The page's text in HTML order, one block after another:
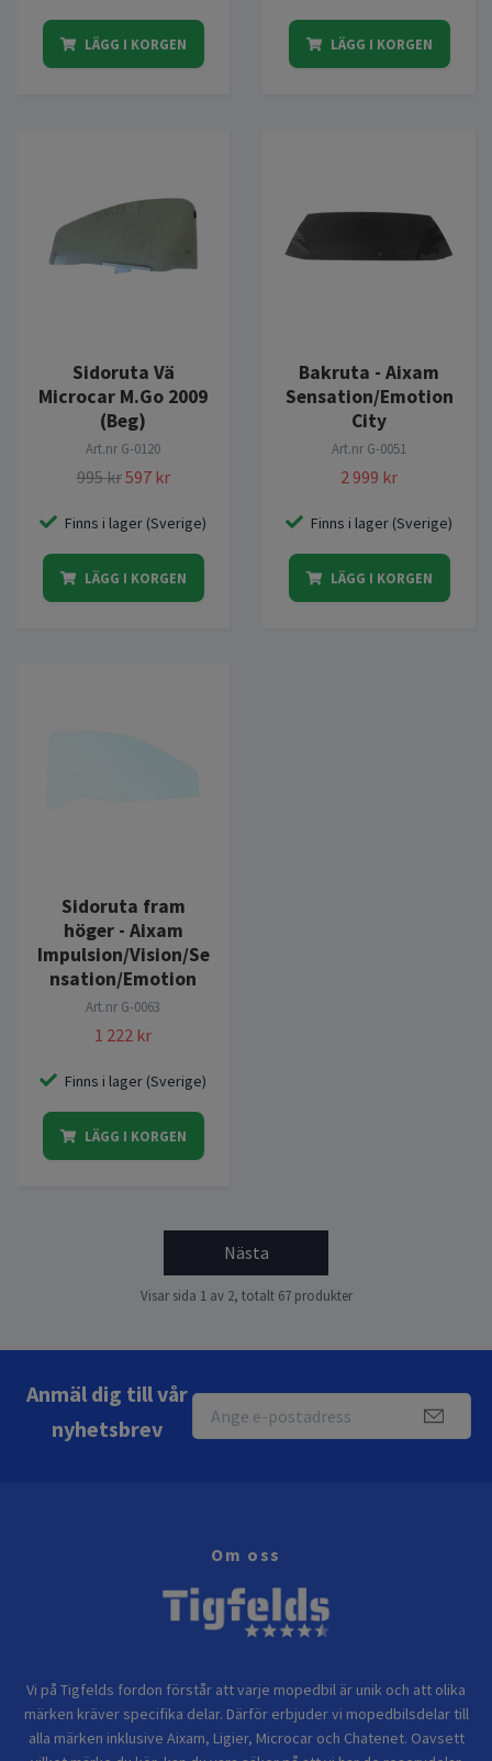
LÄGG I KORGEN LÄGG I KORGEN
Sidoruta Vä
Microcar M.Go 2009
(Beg)
Art.nr G-0120
995 kr597 kr
Finns i lager (Sverige)
LÄGG I KORGEN
Bakruta - Aixam
Sensation/Emotion
City
Art.nr G-0051
2 999 kr
Finns i lager (Sverige)
LÄGG I KORGEN
Sidoruta fram
höger - Aixam
Impulsion/Vision/Se
nsation/Emotion
Art.nr G-0063
1 222 kr
Finns i lager (Sverige)
LÄGG I KORGEN
Nästa
Visar sida 1 av 2, totalt 67 produkter
Anmäl dig till vår
nyhetsbrev
Om oss
Vi på Tigfelds fordon förstår att varje mopedbil är unik och att olika
märken kräver specifika delar. Därför erbjuder vi mopedbilsdelar till
alla märken inklusive Aixam, Ligier, Microcar och Chatenet. Oavsett